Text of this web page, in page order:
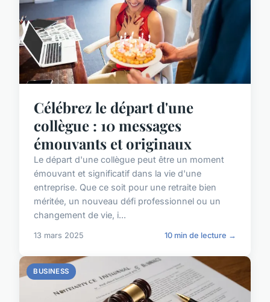
Célébrez le départ d'une
collègue : 10 messages
émouvants et originaux
Le départ d'une collègue peut être un moment
émouvant et significatif dans la vie d'une
entreprise. Que ce soit pour une retraite bien
méritée, un nouveau défi professionnel ou un
changement de vie, i...
13 mars 2025 10 min de lecture →
BUSINESS